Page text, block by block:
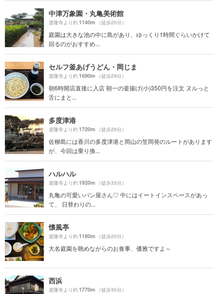
中津万象園・丸亀美術館
道隆寺より約1140m （徒歩20分）
庭園は大きな池の中に島があり、ゆっくり1時間ぐらいかけて
回るのがおすすめ...
セルフ釜あげうどん・岡じま
道隆寺より約1690m （徒歩29分）
朝6時開店直後に入店 朝一の釜揚げ(小)350円を注文 ヌルっと
舌にまと...
多度津港
道隆寺より約1720m （徒歩29分）
佐柳島には香川の多度津港と岡山の笠岡発のルートがあります
が、今回は乗り換...
ハルハル
道隆寺より約1920m （徒歩33分）
丸亀の可愛いパン屋さん♡ 中にはイートインスペースがあっ
て、 日替わりの...
懐風亭
道隆寺より約1180m （徒歩20分）
大名庭園を眺めながらのお食事、優雅ですよ～
西浜
道隆寺より約1770m （徒歩30分）